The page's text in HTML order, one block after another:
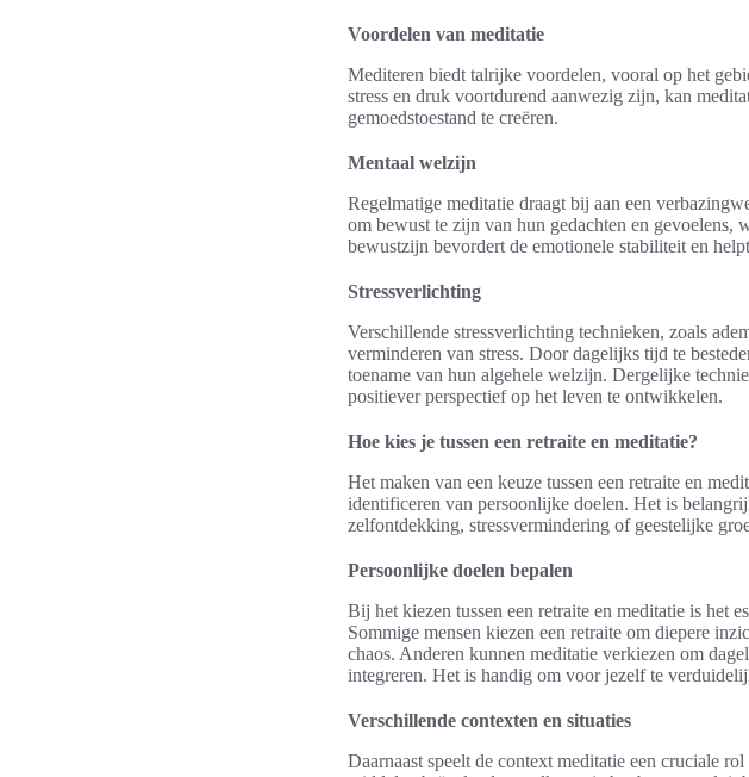
Voordelen van meditatie
Mediteren biedt talrijke voordelen, vooral op het
stress en druk voortdurend aanwezig zijn, kan
gemoedstoestand te creëren.
Mentaal welzijn
Regelmatige meditatie draagt bij aan een
om bewust te zijn van hun gedachten en gevoelens,
bewustzijn bevordert de emotionele stabiliteit en
Stressverlichting
Verschillende stressverlichting technieken, zoals
verminderen van stress. Door dagelijks tijd te
toename van hun algehele welzijn. Dergelijke
positiever perspectief op het leven te ontwikkelen.
Hoe kies je tussen een retraite en meditatie?
Het maken van een keuze tussen een retraite en
identificeren van persoonlijke doelen. Het is
zelfontdekking, stressvermindering of geestelijke
Persoonlijke doelen bepalen
Bij het kiezen tussen een retraite en meditatie is het
Sommige mensen kiezen een retraite om diepere
chaos. Anderen kunnen meditatie verkiezen om
integreren. Het is handig om voor jezelf te
Verschillende contexten en situaties
Daarnaast speelt de context meditatie een cruciale